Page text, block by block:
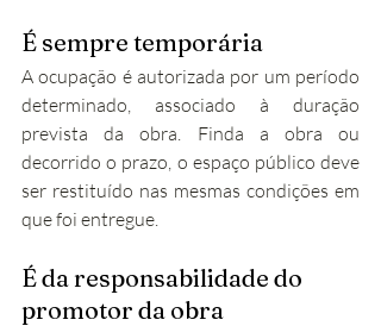
É sempre temporária
A ocupação é autorizada por um período
determinado, associado à duração
prevista da obra. Finda a obra ou
decorrido o prazo, o espaço público deve
ser restituído nas mesmas condições em
que foi entregue.
É da responsabilidade do
promotor da obra